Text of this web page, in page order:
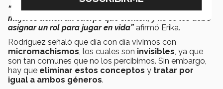
“Nada es exclusivo de nadie. Todos los hombres y
mujeres tienen un cuerpo que sienten, y no se les debe
asignar un rol para jugar en vida” afirmó Erika.
Rodríguez señaló que día con día vivimos con
micromachismos, los cuales son invisibles, ya que
son tan comunes que no los percibimos. Sin embargo,
hay que eliminar estos conceptos y tratar por
igual a ambos géneros.